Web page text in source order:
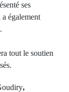
ses
également
tout le soutien
,